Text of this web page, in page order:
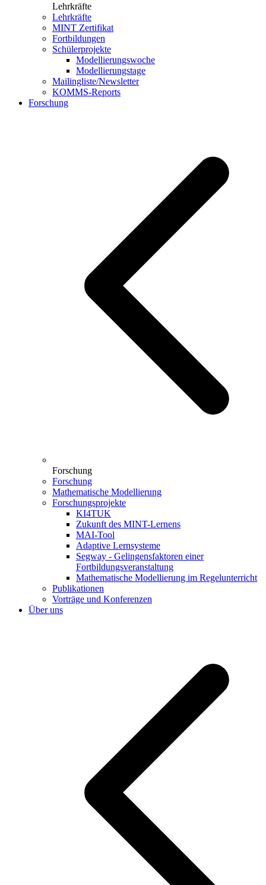
Lehrkräfte
Lehrkräfte
MINT Zertifikat
Fortbildungen
Schülerprojekte
Modellierungswoche
Modellierungstage
Mailingliste/Newsletter
KOMMS-Reports
Forschung
Forschung
Forschung
Mathematische Modellierung
Forschungsprojekte
KI4TUK
Zukunft des MINT-Lernens
MAI-Tool
Adaptive Lernsysteme
Segway - Gelingensfaktoren einer
Fortbildungsveranstaltung
Mathematische Modellierung im Regelunterricht
Publikationen
Vorträge und Konferenzen
Über uns